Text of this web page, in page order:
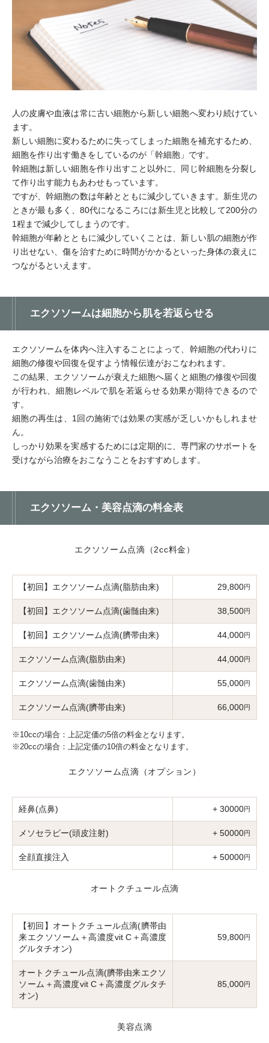
人の皮膚や血液は常に古い細胞から新しい細胞へ変わり続けてい
ます。
新しい細胞に変わるために失ってしまった細胞を補充するため、
細胞を作り出す働きをしているのが「幹細胞」です。
幹細胞は新しい細胞を作り出すこと以外に、同じ幹細胞を分裂し
て作り出す能力もあわせもっています。
ですが、幹細胞の数は年齢とともに減少していきます。新生児の
ときが最も多く、80代になるころには新生児と比較して200分の
1程まで減少してしまうのです。
幹細胞が年齢とともに減少していくことは、新しい肌の細胞が作
り出せない、傷を治すために時間がかかるといった身体の衰えに
つながるといえます。
エクソソームは細胞から肌を若返らせる
エクソソームを体内へ注入することによって、幹細胞の代わりに
細胞の修復や回復を促すよう情報伝達がおこなわれます。
この結果、エクソソームが衰えた細胞へ届くと細胞の修復や回復
が行われ、細胞レベルで肌を若返らせる効果が期待できるので
す。
細胞の再生は、1回の施術では効果の実感が乏しいかもしれませ
ん。
しっかり効果を実感するためには定期的に、専門家のサポートを
受けながら治療をおこなうことをおすすめします。
エクソソーム・美容点滴の料金表
エクソソーム点滴（2cc料金）
【初回】エクソソーム点滴(脂肪由来) 29,800円
【初回】エクソソーム点滴(歯髄由来) 38,500円
【初回】エクソソーム点滴(臍帯由来) 44,000円
エクソソーム点滴(脂肪由来) 44,000円
エクソソーム点滴(歯髄由来) 55,000円
エクソソーム点滴(臍帯由来) 66,000円
※10ccの場合：上記定価の5倍の料金となります。
※20ccの場合：上記定価の10倍の料金となります。
エクソソーム点滴（オプション）
経鼻(点鼻) + 30000円
メソセラピー(頭皮注射) + 50000円
全顔直接注入 + 50000円
オートクチュール点滴
【初回】オートクチュール点滴(臍帯由
来エクソソーム＋高濃度vit C＋高濃度
グルタチオン)
59,800円
オートクチュール点滴(臍帯由来エクソ
ソーム＋高濃度vit C＋高濃度グルタチ
オン)
85,000円
美容点滴